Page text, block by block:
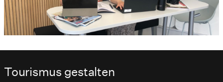
Tourismus gestalten